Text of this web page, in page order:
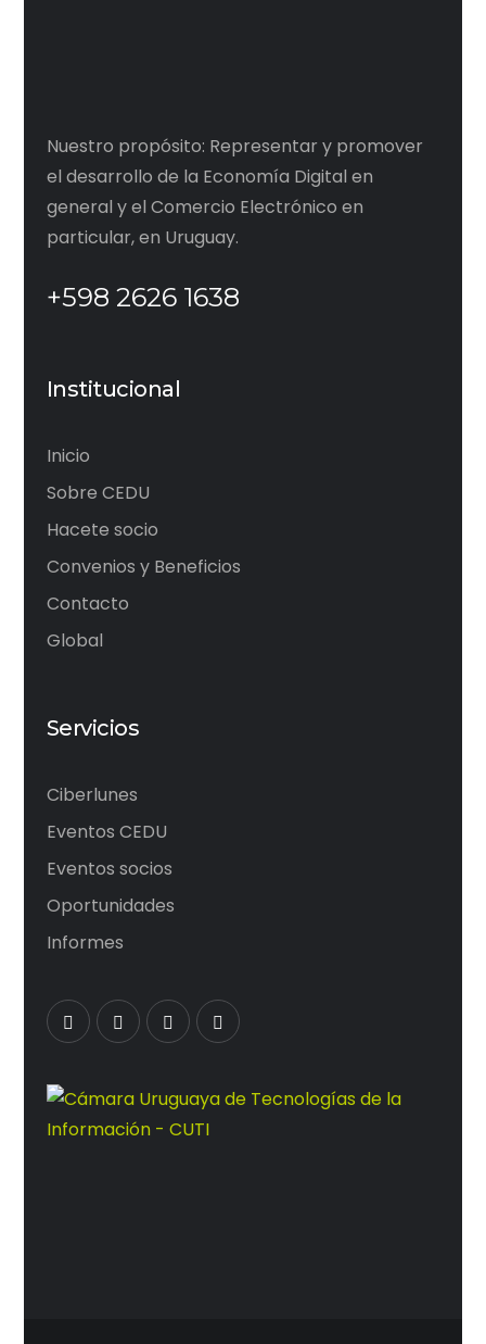
Nuestro propósito: Representar y promover
el desarrollo de la Economía Digital en
general y el Comercio Electrónico en
particular, en Uruguay.
+598 2626 1638
Institucional
Inicio
Sobre CEDU
Hacete socio
Convenios y Beneficios
Contacto
Global
Servicios
Ciberlunes
Eventos CEDU
Eventos socios
Oportunidades
Informes